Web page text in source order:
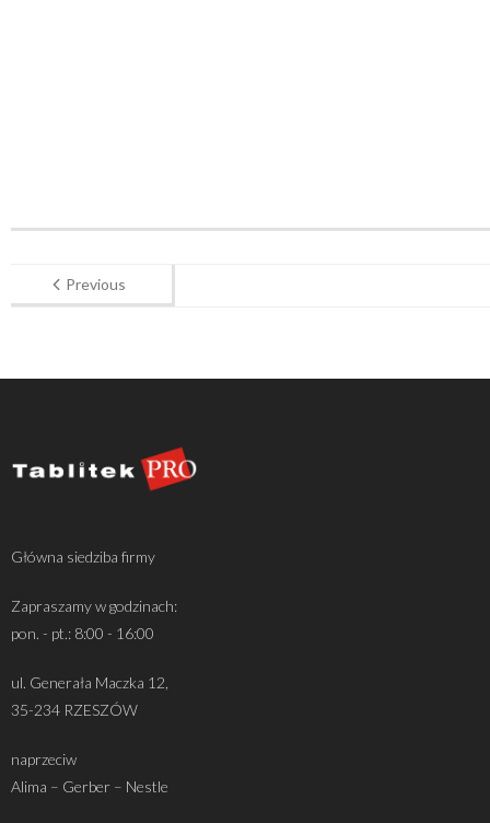
Previous
Główna siedziba firmy
Zapraszamy w godzinach:
pon. - pt.: 8:00 - 16:00
ul. Generała Maczka 12,
35-234 RZESZÓW
naprzeciw
Alima – Gerber – Nestle